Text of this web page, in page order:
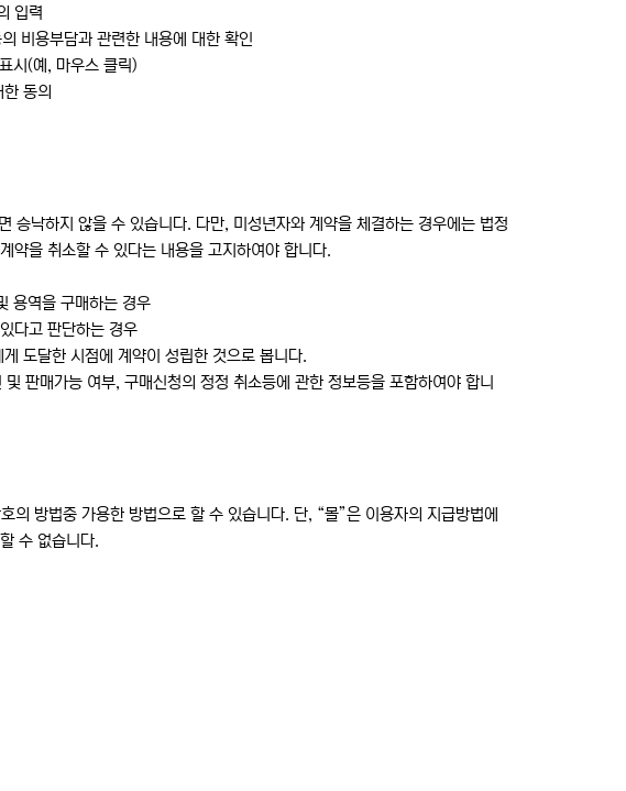
입력
비용부담과 관련한 내용에 대한 확인
시(예, 마우스 클릭)
동의
낙하지 않을 수 있습니다. 다만, 미성년자와 계약을 체결하는 경우에는 법정
약을 취소할 수 있다는 내용을 고지하여야 합니다.
용역을 구매하는 경우
다고 판단하는 경우
도달한 시점에 계약이 성립한 것으로 봅니다.
판매가능 여부, 구매신청의 정정 취소등에 관한 정보등을 포함하여야 합니
의 방법중 가용한 방법으로 할 수 있습니다. 단, “몰”은 이용자의 지급방법에
수 없습니다.